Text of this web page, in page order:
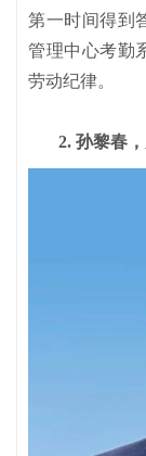
第一时间得到
管理中心考勤
劳动纪律。
2. 孙黎春